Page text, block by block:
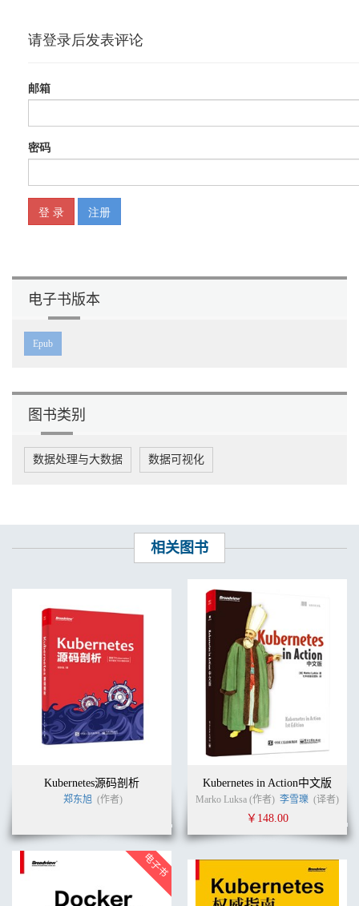
Swarm vs 所有
......................................................................................................
Swarm v1 架构
...........................................................................................................
Mac 系统上的 Docker
.................................................................................. 16
使用 Linux
检查 Docker Machine 是否可用——所有系统
................................................... 19
Boot2Docker
..........................................................................................................
使用 Docker Machine 创建 4 个集群节点
启动 Docker Swarm
.............................................................................................. 25
测试 Swarm 集群
.................................................................................................. 29
如今的 Swarm
.......................................................................................................
本章小结
第 2 章 探索发现服务
.................................................................................................. 36
发现服务
使用 token 重新架构第 1 章示例
......................................................................... 38
Token 的限制
........................................................................................................
电子书版本
Epub
图书类别
数据处理与大数据 数据可视化
相关图书
Kubernetes源码剖析
郑东旭 (作者)
Kubernetes in Action中文版
Marko Luksa (作者) 李雪瓅 (译者)
￥148.00